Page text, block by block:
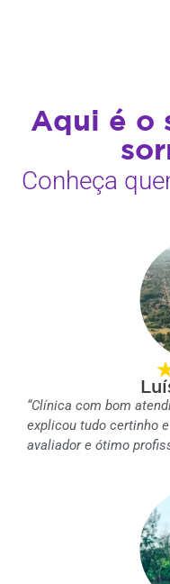
Aqui é o
Conheça
“Clínica com bom
explicou tudo certinho
avaliador e ótimo